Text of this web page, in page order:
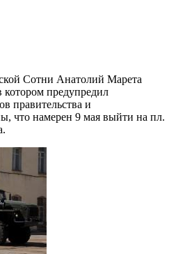
Сотни Анатолий Марета
котором предупредил
правительства и
что намерен 9 мая выйти на пл.